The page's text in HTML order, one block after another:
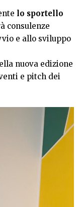
lo sportello
consulenze
e allo sviluppo
nuova edizione
e pitch dei